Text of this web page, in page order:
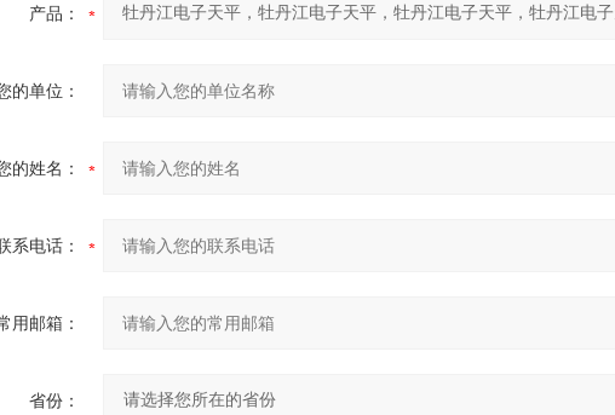
产品：
的单位：
的姓名：
系电话：
用邮箱：
省份：